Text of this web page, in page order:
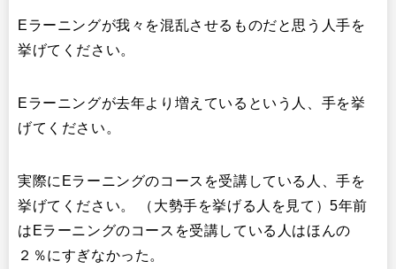
Eラーニングが我々を混乱させるものだと思う人手を
挙げてください。
Eラーニングが去年より増えているという人、手を挙
げてください。
実際にEラーニングのコースを受講している人、手を
挙げてください。 （大勢手を挙げる人を見て）5年前
はEラーニングのコースを受講している人はほんの
２％にすぎなかった。